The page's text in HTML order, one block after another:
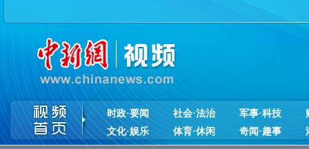
时政·要闻 社会·法治 军事·科技
文化·娱乐
体育·休闲 奇闻·趣事